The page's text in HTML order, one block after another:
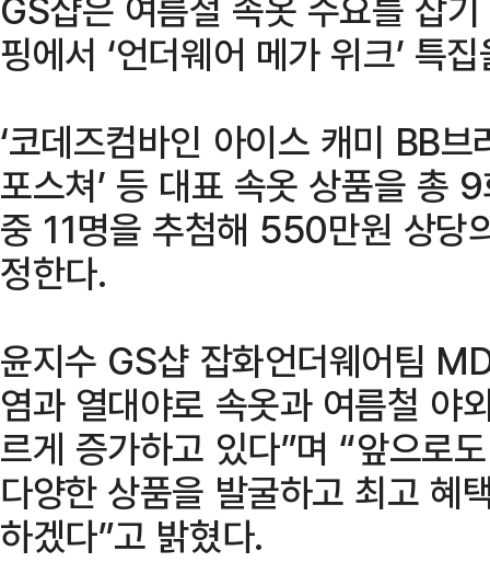
핑에서 ‘언더웨어 메가 위크’ 특
‘코데즈컴바인 아이스 캐미 BB브
포스쳐’ 등 대표 속옷 상품을 총
중 11명을 추첨해 550만원 상당
정한다.
윤지수 GS샵 잡화언더웨어팀
염과 열대야로 속옷과 여름철 야
르게 증가하고 있다”며 “앞으로
다양한 상품을 발굴하고 최고 혜
하겠다”고 밝혔다.